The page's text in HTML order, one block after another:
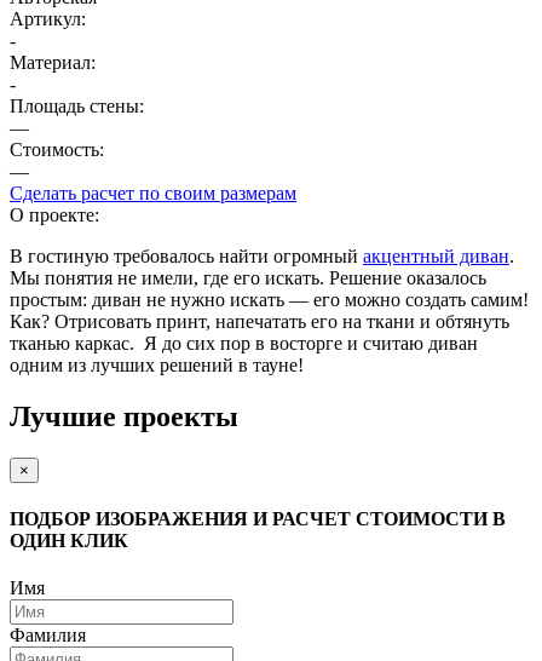
Артикул:
-
Материал:
-
Площадь cтены:
—
Стоимость:
—
Сделать расчет по своим размерам
О проекте:
В гостиную требовалось найти огромный акцентный диван.
Мы понятия не имели, где его искать. Решение оказалось
простым: диван не нужно искать — его можно создать самим!
Как? Отрисовать принт, напечатать его на ткани и обтянуть
тканью каркас. Я до сих пор в восторге и считаю диван
одним из лучших решений в тауне!
Лучшие проекты
×
ПОДБОР ИЗОБРАЖЕНИЯ И РАСЧЕТ СТОИМОСТИ В
ОДИН КЛИК
Имя
Фамилия